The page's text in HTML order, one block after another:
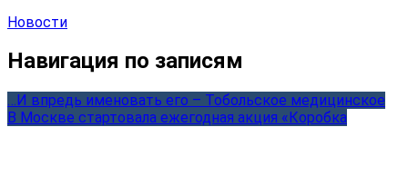
Новости
Навигация по записям
…И впредь именовать его – Тобольское медицинское
В Москве стартовала ежегодная акция «Коробка